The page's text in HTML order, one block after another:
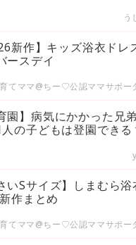
う
新作】キッズ浴衣ドレ
ースデイ
てママ@ちー♡公認ママサポー
園】病気にかかった兄
人の子どもは登園できる
いSサイズ】しまむら
作まとめ
てママ@ちー♡公認ママサポー